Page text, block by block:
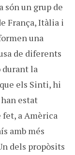
són un grup de
França, Itàlia i
una
de diferents
durant la
els Sinti, hi
estat
a Amèrica
amb més
dels propòsits